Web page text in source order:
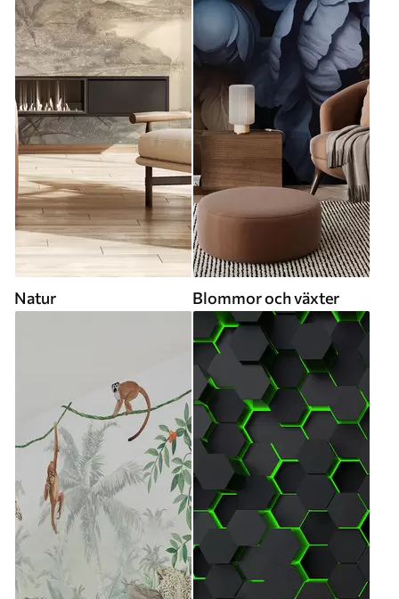
Natur Blommor och växter